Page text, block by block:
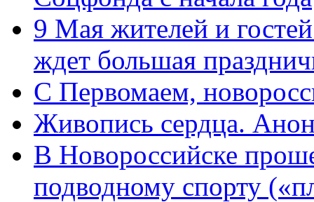
9 Мая жителей и
ждет большая
C Первомаем,
Живопись сердца.
В Новороссийске
подводному спорту